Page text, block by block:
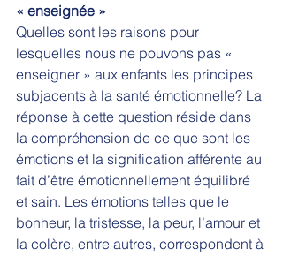
« enseignée »
Quelles sont les raisons pour
lesquelles nous ne pouvons pas «
enseigner » aux enfants les principes
subjacents à la santé émotionnelle? La
réponse à cette question réside dans
la compréhension de ce que sont les
émotions et la signification afférente au
fait d’être émotionnellement équilibré
et sain. Les émotions telles que le
bonheur, la tristesse, la peur, l’amour et
la colère, entre autres, correspondent à